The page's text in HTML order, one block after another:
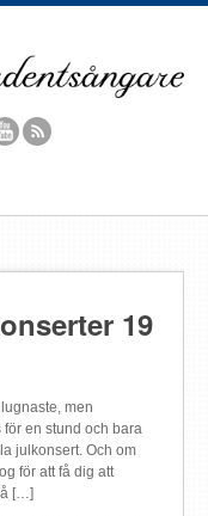
19
men
en stund och bara
julkonsert. Och om
för att få dig att
[…]